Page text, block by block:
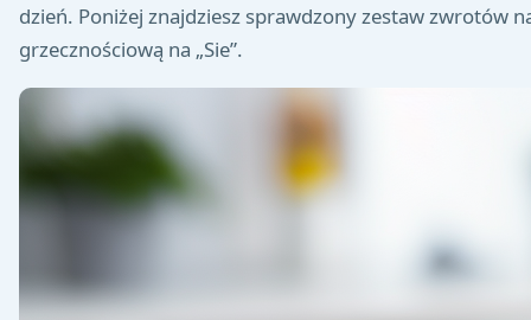
dzień. Poniżej znajdziesz sprawdzony zestaw zwrotów
grzecznościową na „Sie”.